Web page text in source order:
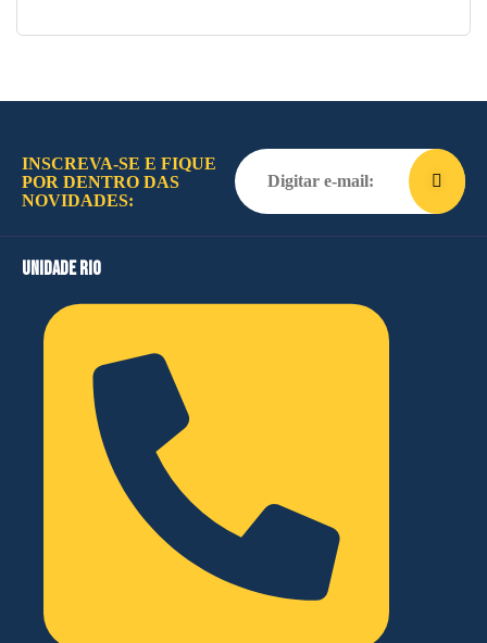
INSCREVA-SE E FIQUE
POR DENTRO DAS
NOVIDADES:
unidade rio